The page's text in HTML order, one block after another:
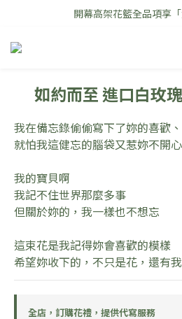
\ 七夕情人節花禮早
開幕高架花籃全品項享
\ 七夕情人節花禮
如約而至 進口白玫
我在備忘錄偷偷寫下了妳的喜歡
就怕我這健忘的腦袋又惹妳不開心
我的寶貝啊
我記不住世界那麼多事
但關於妳的，我一樣也不想忘
這束花是我記得妳會喜歡的模樣
希望妳收下的，不只是花，還有
全店，訂購花禮，提供代寫服務